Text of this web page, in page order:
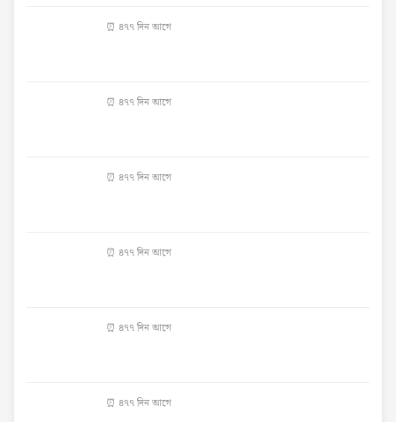
⏰ ৪৭৭ দিন আগে
⏰ ৪৭৭ দিন আগে
⏰ ৪৭৭ দিন আগে
⏰ ৪৭৭ দিন আগে
⏰ ৪৭৭ দিন আগে
⏰ ৪৭৭ দিন আগে